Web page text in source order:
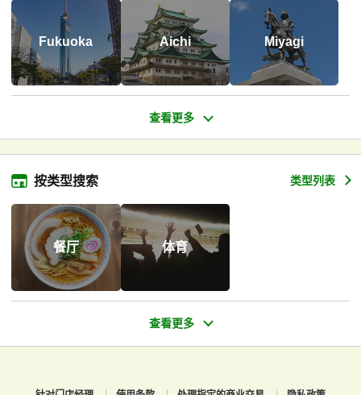
Fukuoka Aichi Miyagi
按类型搜索 类型列表
餐厅 体育